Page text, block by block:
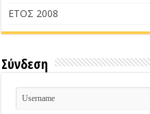
ΕΤΟΣ 2008
Σύνδεση